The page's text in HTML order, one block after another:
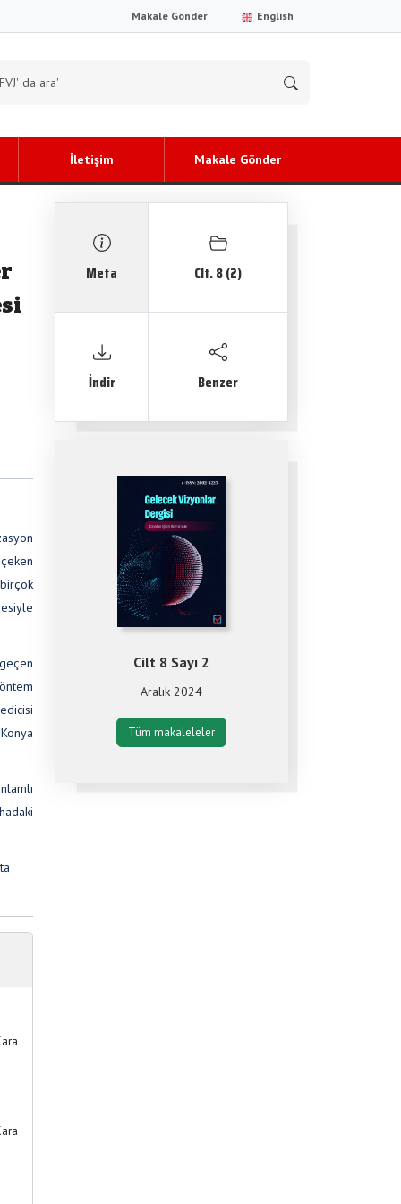
Makale Gönder English
İletişim Makale Gönder
Meta Clt. 8 (2)
İndir Benzer
Cilt 8 Sayı 2
Aralık 2024
Tüm makaleleler